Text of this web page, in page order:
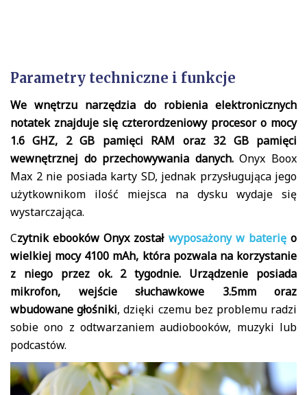
Parametry techniczne i funkcje
We wnętrzu narzędzia do robienia elektronicznych
notatek znajduje się czterordzeniowy procesor o mocy
1.6 GHZ, 2 GB pamięci RAM oraz 32 GB pamięci
wewnętrznej do przechowywania danych.Onyx Boox
Max 2 nie posiada karty SD, jednak przysługująca jego
użytkownikom ilość miejsca na dysku wydaje się
wystarczająca.
Czytnik ebooków Onyx został wyposażony w baterięo
wielkiej mocy 4100 mAh, która pozwala na korzystanie
z niego przez ok. 2 tygodnie. Urządzenie posiada
mikrofon, wejście słuchawkowe 3.5mm oraz
wbudowane głośniki, dzięki czemu bez problemu radzi
sobie ono z odtwarzaniem audiobooków, muzyki lub
podcastów.